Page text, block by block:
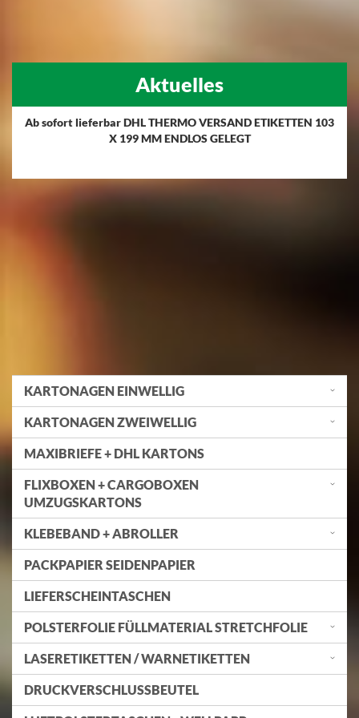
Aktuelles
Ab sofort lieferbar DHL THERMO VERSAND ETIKETTEN 103
X 199 MM ENDLOS GELEGT
KARTONAGEN EINWELLIG
KARTONAGEN ZWEIWELLIG
MAXIBRIEFE + DHL KARTONS
FLIXBOXEN + CARGOBOXEN
UMZUGSKARTONS
KLEBEBAND + ABROLLER
PACKPAPIER SEIDENPAPIER
LIEFERSCHEINTASCHEN
POLSTERFOLIE FÜLLMATERIAL STRETCHFOLIE
LASERETIKETTEN / WARNETIKETTEN
DRUCKVERSCHLUSSBEUTEL